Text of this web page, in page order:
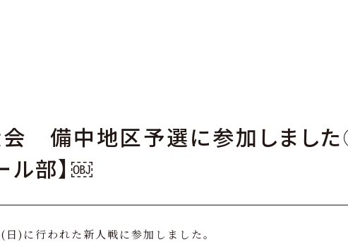
備中地区予選に参加しました
ル部】￼
)に行われた新人戦に参加しました。